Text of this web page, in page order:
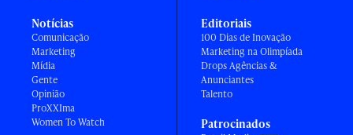
Notícias
Comunicação
Marketing
Mídia
Gente
Opinião
ProXXIma
Women To Watch
Editoriais
100 Dias de Inovação
Marketing na Olimpíada
Drops Agências &
Anunciantes
Talento
Patrocinados